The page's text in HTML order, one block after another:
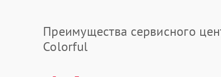
Преимущества сервисного
Colorful